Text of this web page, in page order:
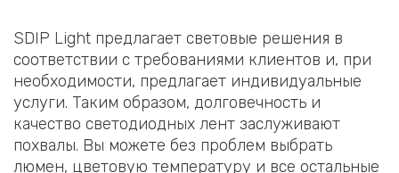
SDIP Light предлагает световые решения в
соответствии с требованиями клиентов и, при
необходимости, предлагает индивидуальные
услуги. Таким образом, долговечность и
качество светодиодных лент заслуживают
похвалы. Вы можете без проблем выбрать
люмен, цветовую температуру и все остальные